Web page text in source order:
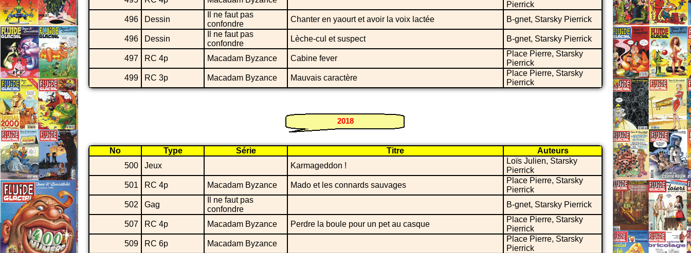
Pierrick
496
Dessin
Il ne faut pas
confondre
Chanter en yaourt et avoir la voix lactée B-gnet, Starsky Pierrick
496 Dessin
Il ne faut pas
confondre
Lèche-cul et suspect B-gnet, Starsky Pierrick
497 RC 4p Macadam Byzance Cabine fever
Place Pierre, Starsky
Pierrick
499
RC 3p Macadam Byzance Mauvais caractère
Place Pierre, Starsky
Pierrick
2018
No Type Série Titre
Auteurs
500
Jeux Karmageddon !
Loïs Julien, Starsky
Pierrick
501
RC 4p Macadam Byzance Mado et les connards sauvages
Place Pierre, Starsky
Pierrick
502
Gag
Il ne faut pas
confondre
B-gnet, Starsky Pierrick
507 RC 4p Macadam Byzance Perdre la boule pour un pet au casque
Place Pierre, Starsky
Pierrick
509
RC 6p Macadam Byzance
Place Pierre, Starsky
Pierrick